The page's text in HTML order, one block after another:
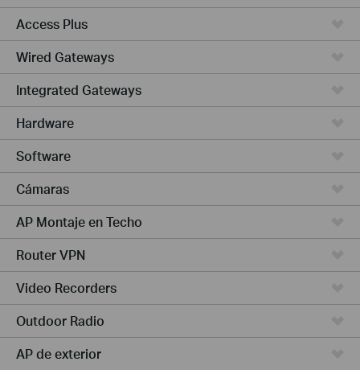
Access Plus
Wired Gateways
Integrated Gateways
Hardware
Software
Cámaras
AP Montaje en Techo
Router VPN
Video Recorders
Outdoor Radio
AP de exterior